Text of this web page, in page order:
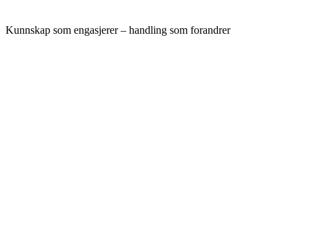
Kunnskap som engasjerer – handling som forandrer